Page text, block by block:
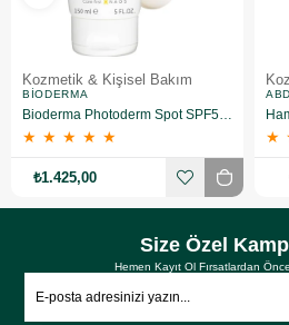
Kozmetik & Kişisel Bakım
BIODERMA
Bioderma Photoderm Spot SPF50+ 150 ml
★ ★ ★ ★ ★
₺1.425,00
★
Size Özel
Hemen Kayıt Ol Fırsatlardan